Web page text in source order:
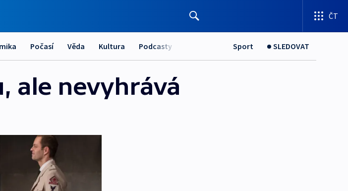
ČT
Počasí Věda Kultura Podcasty Sport SLEDOVAT
ale nevyhrává